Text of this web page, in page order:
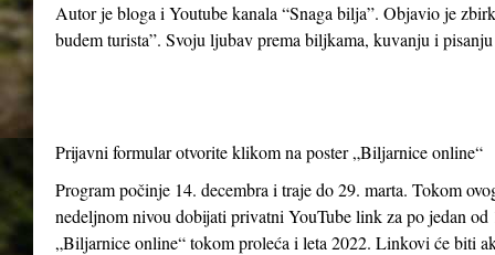
Autor je bloga i Youtube kanala “Snaga bilja”. Objavio je
budem turista”. Svoju ljubav prema biljkama, kuvanju i
Prijavni formular otvorite klikom na poster „Biljarnice online“
Program počinje 14. decembra i traje do 29. marta. Tokom
nedeljnom nivou dobijati privatni YouTube link za po jedan
„Biljarnice online“ tokom proleća i leta 2022. Linkovi će biti